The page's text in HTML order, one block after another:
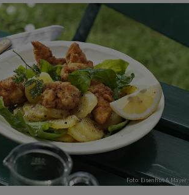
Foto: Eisenhut & Mayer